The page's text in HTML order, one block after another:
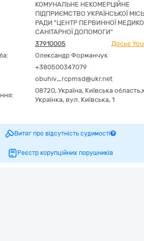
КОМУНАЛЬНЕ НЕКОМЕРЦІЙНЕ
ПІДПРИЄМСТВО УКРАЇНСЬКОЇ
РАДИ "ЦЕНТР ПЕРВИННОЇ
САНІТАРНОЇ ДОПОМОГИ"
37910005
Досьє
Олександр Форманчук
+380500347079
obuhiv_rcpmsd@ukr.net
08720, Україна, Київська область,
Українка, вул. Київська, 1
Витяг про відсутність судимості
Реєстр корупційних порушників